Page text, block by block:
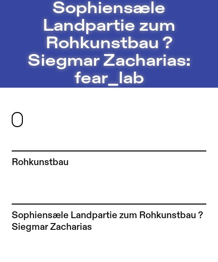
Jump to Program
Jump to Current
Jump to Pages
Sophiensæle Landpartie zum Rohkunstbau ? Siegmar
Sophiensæle
Landpartie zum
Rohkunstbau ?
Siegmar Zacharias:
fear_lab
Rohkunstbau
To the artist page of
Sophiensæle Landpartie zum Rohkunstbau ?
Siegmar Zacharias